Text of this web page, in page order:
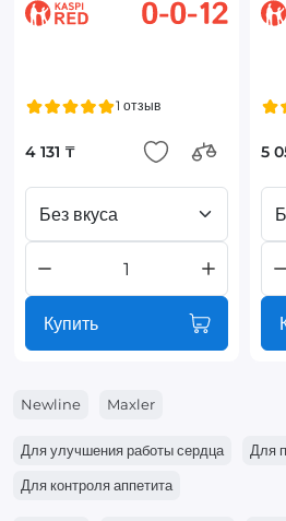
1 отзыв
4 131 ₸
Без вкуса
Купить
5
Newline Maxler
Для улучшения работы сердца
Для
Для контроля аппетита